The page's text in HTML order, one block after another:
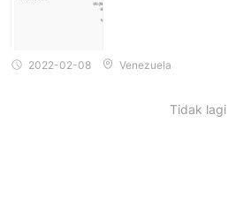
2022-02-08 Venezuela
Tidak lagi